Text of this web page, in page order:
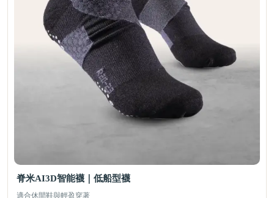
脊米AI3D智能襪｜低船型襪
適合休間鞋與輕盈穿著